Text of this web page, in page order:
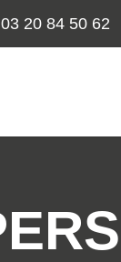
03 20 84 50 62